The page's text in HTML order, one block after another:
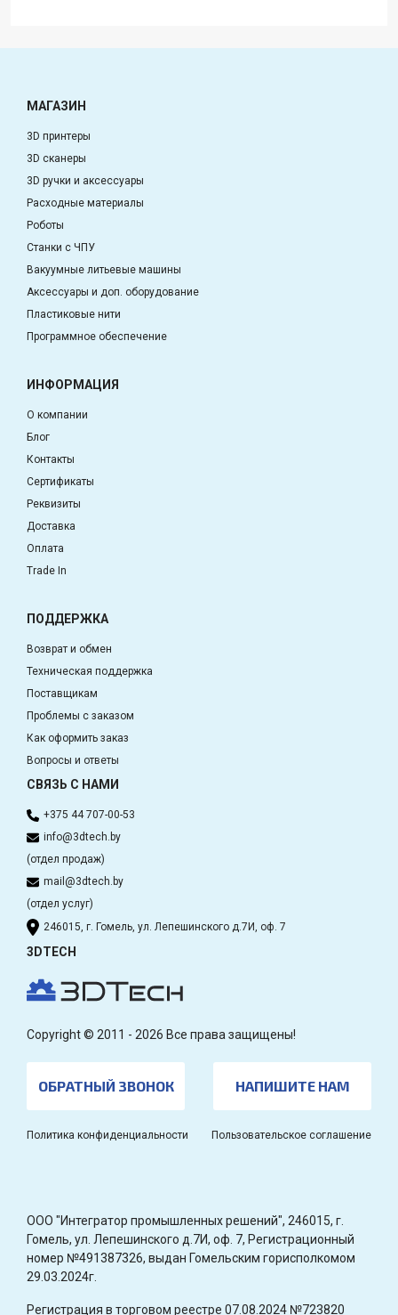
МАГАЗИН
3D принтеры
3D сканеры
3D ручки и аксессуары
Расходные материалы
Роботы
Станки с ЧПУ
Вакуумные литьевые машины
Аксессуары и доп. оборудование
Пластиковые нити
Программное обеспечение
ИНФОРМАЦИЯ
О компании
Блог
Контакты
Сертификаты
Реквизиты
Доставка
Оплата
Trade In
ПОДДЕРЖКА
Возврат и обмен
Техническая поддержка
Поставщикам
Проблемы с заказом
Как оформить заказ
Вопросы и ответы
СВЯЗЬ С НАМИ
+375 44 707-00-53
info@3dtech.by
(отдел продаж)
mail@3dtech.by
(отдел услуг)
246015, г. Гомель, ул. Лепешинского д.7И, оф. 7
3DTECH
Copyright © 2011 - 2026 Все права защищены!
ОБРАТНЫЙ ЗВОНОК НАПИШИТЕ НАМ
Политика конфиденциальности Пользовательское соглашение
OOO "Интегратор промышленных решений", 246015, г.
Гомель, ул. Лепешинского д.7И, оф. 7, Регистрационный
номер №491387326, выдан Гомельским горисполкомом
29.03.2024г.
Регистрация в торговом реестре 07.08.2024 №723820